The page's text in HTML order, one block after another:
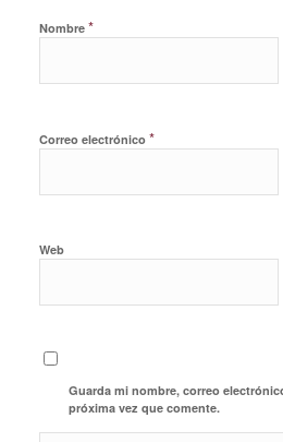
Nombre *
Correo electrónico *
Web
Guarda mi nombre, correo
próxima vez que comente.